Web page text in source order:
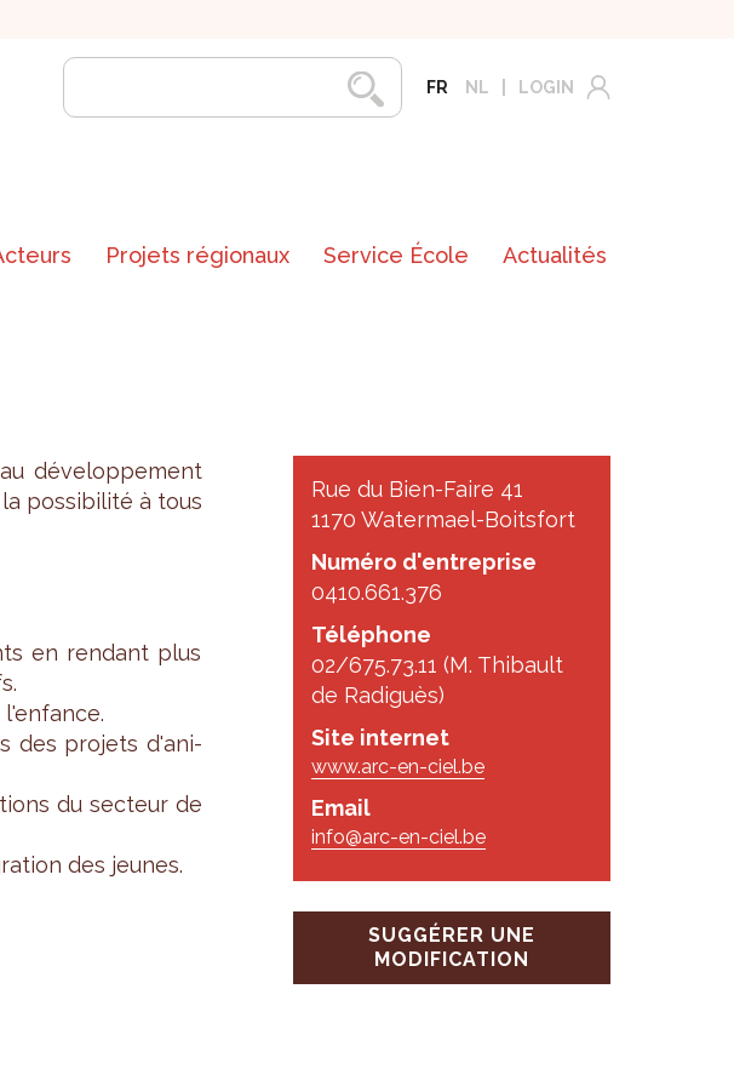
FR NL LOGIN
Projets régionaux Service École Actualités
Rue du Bien-Faire 41
1170 Watermael-Boitsfort
Numéro d'entreprise
0410.661.376
Téléphone
02/675.73.11 (M. Thibault
de Radiguès)
Site internet
www.arc-en-ciel.be
Email
info@arc-en-ciel.be
SUGGÉRER UNE
MODIFICATION
déve­lop­pe­ment
pos­si­bi­lité à tous
en ren­dant plus
des pro­jets d'ani­
du sec­teur de
des jeunes.